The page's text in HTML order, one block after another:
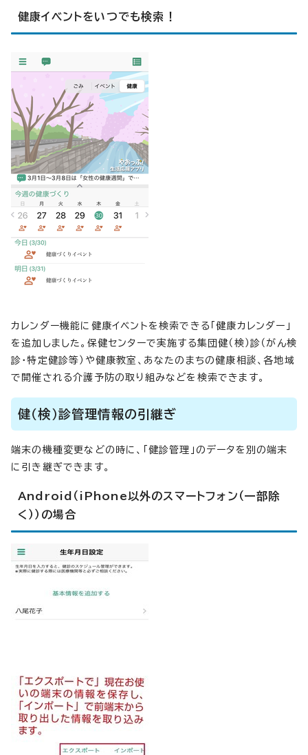
健康イベントをいつでも検索！
カレンダー機能に健康イベントを検索できる「健康カレンダー」
を追加しました。保健センターで実施する集団健（検）診（がん検
診・特定健診等）や健康教室、あなたのまちの健康相談、各地域
で開催される介護予防の取り組みなどを検索できます。
健（検）診管理情報の引継ぎ
端末の機種変更などの時に、「健診管理」のデータを別の端末
に引き継ぎできます。
Android（iPhone以外のスマートフォン（一部除
く））の場合